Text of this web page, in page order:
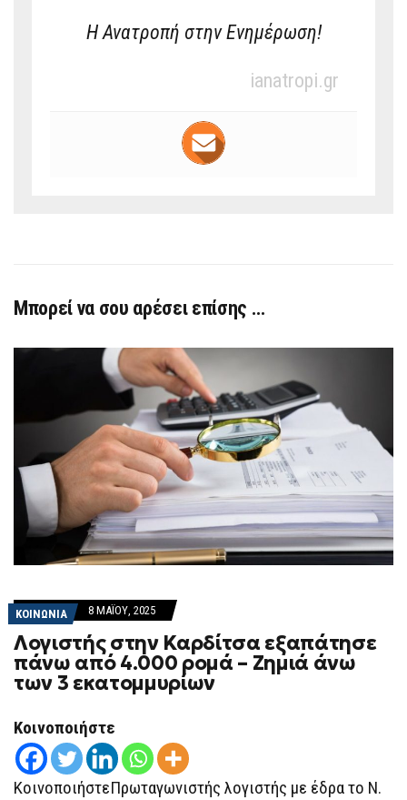
Η Ανατροπή στην Ενημέρωση!
ianatropi.gr
Μπορεί να σου αρέσει επίσης …
ΚΟΙΝΩΝΙΑ 8 ΜΑΪ́ΟΥ, 2025
Λογιστής στην Καρδίτσα εξαπάτησε
πάνω από 4.000 ρομά – Ζημιά άνω
των 3 εκατομμυρίων
Κοινοποιήστε
ΚοινοποιήστεΠρωταγωνιστής λογιστής με έδρα το Ν.